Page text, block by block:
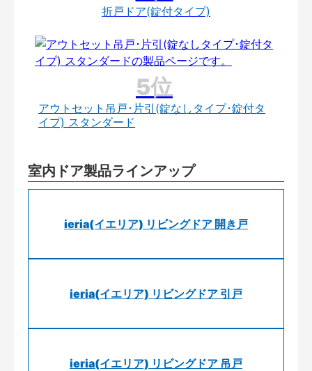
折戸ドア(錠付タイプ)
アウトセット吊戸･片引(錠なしタイプ･錠付タ
イプ) スタンダード
室内ドア製品ラインアップ
ieria(イエリア) リビングドア 開き戸
ieria(イエリア) リビングドア 引戸
ieria(イエリア) リビングドア 吊戸